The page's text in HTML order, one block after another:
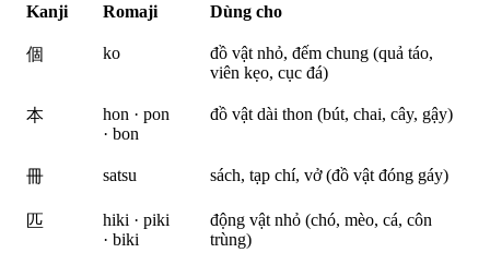
Kanji Romaji Dùng cho
個 ko
đồ vật nhỏ, đếm chung (quả táo,
viên kẹo, cục đá)
本
hon · pon
· bon
đồ vật dài thon (bút, chai, cây, gậy)
冊 satsu sách, tạp chí, vở (đồ vật đóng gáy)
匹
hiki · piki
· biki
động vật nhỏ (chó, mèo, cá, côn
trùng)